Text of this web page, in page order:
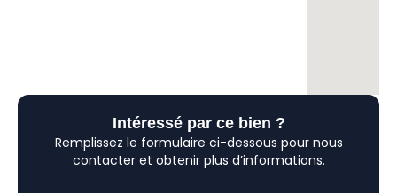
Intéressé par ce bien ?
Remplissez le formulaire ci-dessous pour nous
contacter et obtenir plus d’informations.